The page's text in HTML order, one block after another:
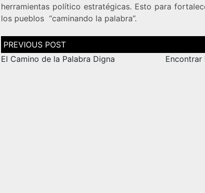
herramientas político estratégicas. Esto para
los pueblos “caminando la palabra”.
Navegación
de
entradas
El Camino de la Palabra Digna Encontrar